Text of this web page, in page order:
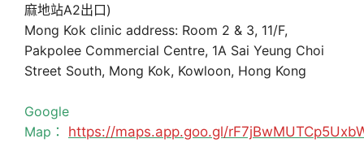
麻地站A2出口)
Mong Kok clinic address: Room 2 & 3, 11/F,
Pakpolee Commercial Centre, 1A Sai Yeung Choi
Street South, Mong Kok, Kowloon, Hong Kong
Google
Map： https://maps.app.goo.gl/